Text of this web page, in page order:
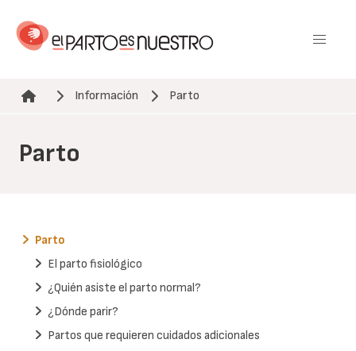
contenido
Ruta de navegación
Información Parto
Parto
Parto
El parto fisiológico
¿Quién asiste el parto normal?
¿Dónde parir?
Partos que requieren cuidados adicionales